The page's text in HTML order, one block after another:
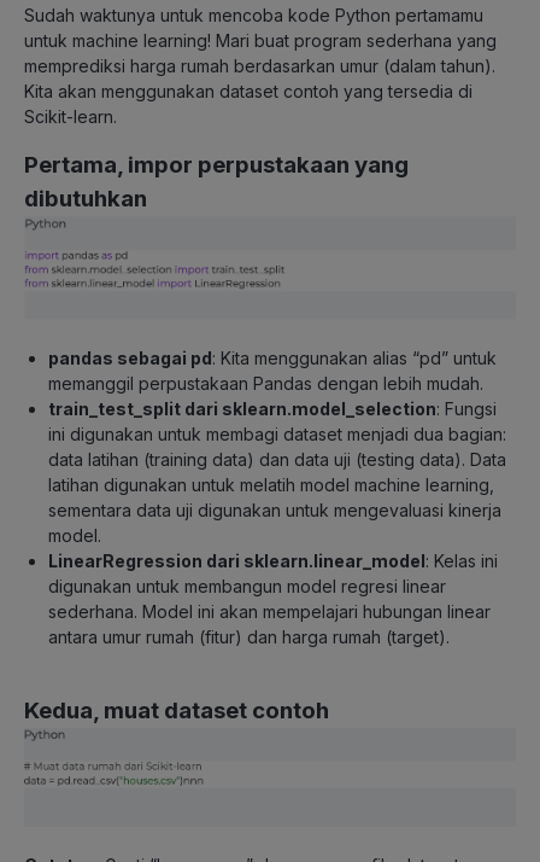
Sudah waktunya untuk mencoba kode Python pertamamu
untuk machine learning! Mari buat program sederhana yang
memprediksi harga rumah berdasarkan umur (dalam tahun).
Kita akan menggunakan dataset contoh yang tersedia di
Scikit-learn.
Pertama, impor perpustakaan yang
dibutuhkan
pandas sebagai pd: Kita menggunakan alias “pd” untuk
memanggil perpustakaan Pandas dengan lebih mudah.
train_test_split dari sklearn.model_selection: Fungsi
ini digunakan untuk membagi dataset menjadi dua bagian:
data latihan (training data) dan data uji (testing data). Data
latihan digunakan untuk melatih model machine learning,
sementara data uji digunakan untuk mengevaluasi kinerja
model.
LinearRegression dari sklearn.linear_model: Kelas ini
digunakan untuk membangun model regresi linear
sederhana. Model ini akan mempelajari hubungan linear
antara umur rumah (fitur) dan harga rumah (target).
Kedua, muat dataset contoh